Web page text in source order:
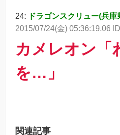
24:
ドラゴンスクリュー(兵
2015/07/24(金) 05:36:19.06
カメレオン「
を…」
関連記事